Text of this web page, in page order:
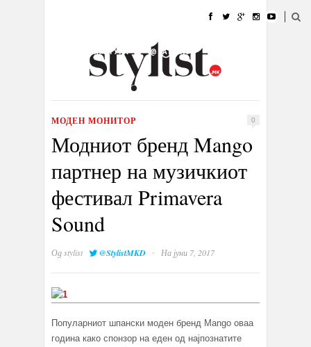
УБАВИНА
КУЛТУРА @РАБОТА
ИЗЛОГ
МОДЕН МОНИТОР 0
Модниот бренд Mango
партнер на музичкиот
фестивал Primavera
Sound
Одstylist @StylistMKD · На јуни 7, 2017
Популарниот шпански моден бренд Mango оваа
година како спонзор на еден од најпознатите